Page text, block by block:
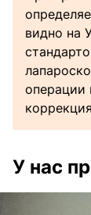
видно на
операции
У нас